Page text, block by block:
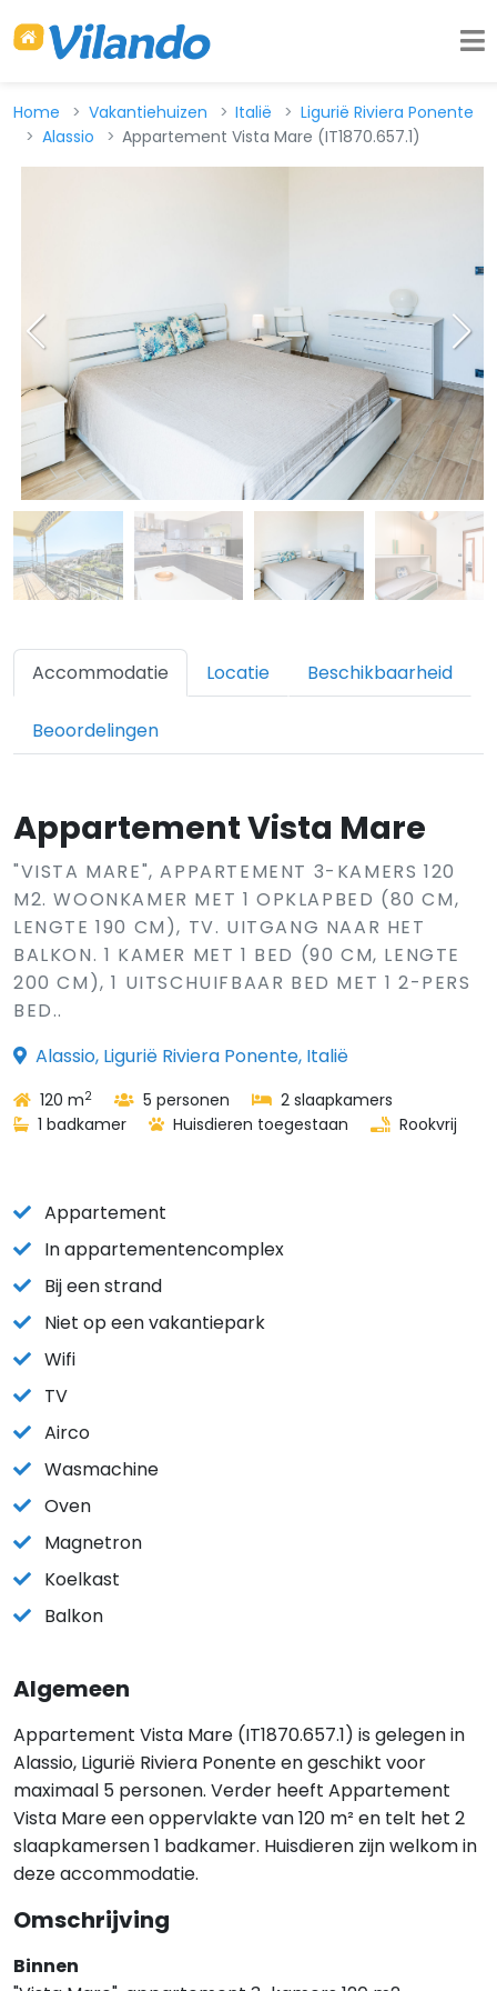
Home Vakantiehuizen Italië
Ligurië Riviera Ponente
Alassio
Appartement Vista Mare (IT1870.657.1)
Accommodatie Locatie Beschikbaarheid
Beoordelingen
Appartement Vista Mare
"VISTA MARE", APPARTEMENT 3-KAMERS 120
M2. WOONKAMER MET 1 OPKLAPBED (80 CM,
LENGTE 190 CM), TV. UITGANG NAAR HET
BALKON. 1 KAMER MET 1 BED (90 CM, LENGTE
200 CM), 1 UITSCHUIFBAAR BED MET 1 2-PERS
BED..
Alassio, Ligurië Riviera Ponente, Italië
120 m2 5 personen
2 slaapkamers
1 badkamer
Huisdieren toegestaan Rookvrij
Appartement
In appartementencomplex
Bij een strand
Niet op een vakantiepark
Wifi
TV
Airco
Wasmachine
Oven
Magnetron
Koelkast
Balkon
Algemeen
Appartement Vista Mare (IT1870.657.1) is gelegen in
Alassio, Ligurië Riviera Ponente en geschikt voor
maximaal 5 personen. Verder heeft Appartement
Vista Mare een oppervlakte van 120 m² en telt het 2
slaapkamersen 1 badkamer. Huisdieren zijn welkom in
deze accommodatie.
Omschrijving
Binnen